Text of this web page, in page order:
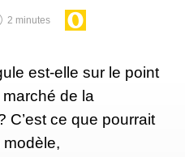
2 minutes
est-elle sur le point
de la
C’est ce que pourrait
modèle,